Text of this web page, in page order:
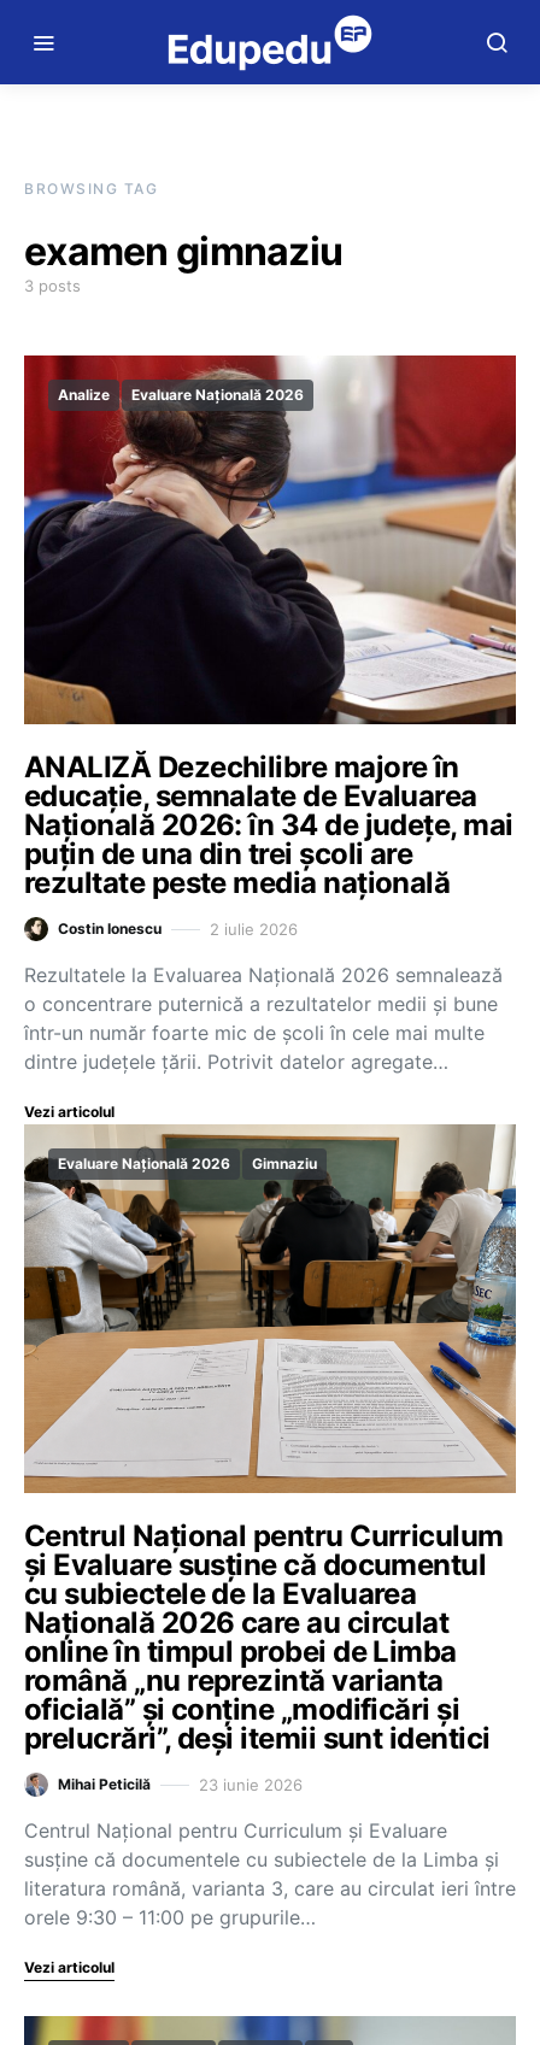
BROWSING TAG
examen gimnaziu
3 posts
Analize Evaluare Națională 2026
ANALIZĂ Dezechilibre majore în
educație, semnalate de Evaluarea
Națională 2026: în 34 de județe, mai
puțin de una din trei școli are
rezultate peste media națională
Costin Ionescu 2 iulie 2026
Rezultatele la Evaluarea Națională 2026 semnalează
o concentrare puternică a rezultatelor medii și bune
într-un număr foarte mic de școli în cele mai multe
dintre județele țării. Potrivit datelor agregate…
Vezi articolul
Evaluare Națională 2026 Gimnaziu
Centrul Național pentru Curriculum
și Evaluare susține că documentul
cu subiectele de la Evaluarea
Națională 2026 care au circulat
online în timpul probei de Limba
română „nu reprezintă varianta
oficială” și conține „modificări și
prelucrări”, deși itemii sunt identici
Mihai Peticilă 23 iunie 2026
Centrul Național pentru Curriculum și Evaluare
susține că documentele cu subiectele de la Limba și
literatura română, varianta 3, care au circulat ieri între
orele 9:30 – 11:00 pe grupurile…
Vezi articolul